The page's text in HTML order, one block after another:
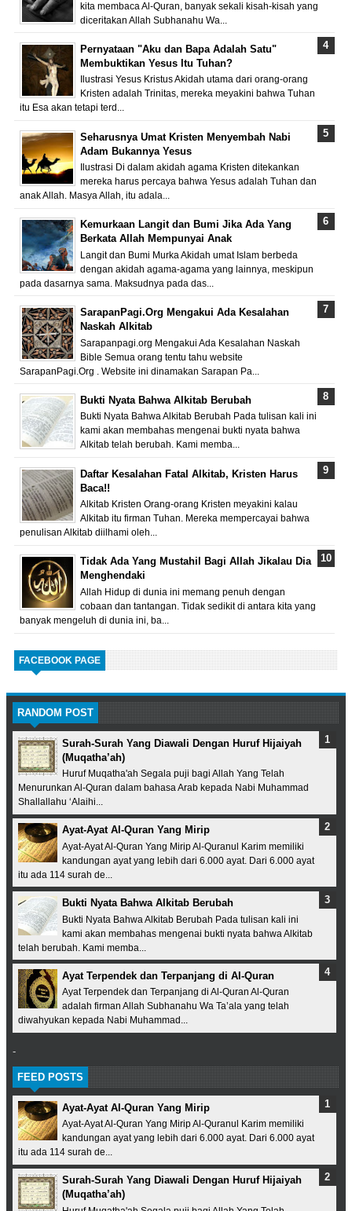
kita membaca Al-Quran, banyak sekali kisah-kisah yang
diceritakan Allah Subhanahu Wa...
Pernyataan "Aku dan Bapa Adalah Satu"
Membuktikan Yesus Itu Tuhan?
Ilustrasi Yesus Kristus Akidah utama dari orang-orang
Kristen adalah Trinitas, mereka meyakini bahwa Tuhan
itu Esa akan tetapi terd...
Seharusnya Umat Kristen Menyembah Nabi
Adam Bukannya Yesus
Ilustrasi Di dalam akidah agama Kristen ditekankan
mereka harus percaya bahwa Yesus adalah Tuhan dan
anak Allah. Masya Allah, itu adala...
Kemurkaan Langit dan Bumi Jika Ada Yang
Berkata Allah Mempunyai Anak
Langit dan Bumi Murka Akidah umat Islam berbeda
dengan akidah agama-agama yang lainnya, meskipun
pada dasarnya sama. Maksudnya pada das...
SarapanPagi.Org Mengakui Ada Kesalahan
Naskah Alkitab
Sarapanpagi.org Mengakui Ada Kesalahan Naskah
Bible Semua orang tentu tahu website
SarapanPagi.Org . Website ini dinamakan Sarapan Pa...
Bukti Nyata Bahwa Alkitab Berubah
Bukti Nyata Bahwa Alkitab Berubah Pada tulisan kali ini
kami akan membahas mengenai bukti nyata bahwa
Alkitab telah berubah. Kami memba...
Daftar Kesalahan Fatal Alkitab, Kristen Harus
Baca!!
Alkitab Kristen Orang-orang Kristen meyakini kalau
Alkitab itu firman Tuhan. Mereka mempercayai bahwa
penulisan Alkitab diilhami oleh...
Tidak Ada Yang Mustahil Bagi Allah Jikalau Dia
Menghendaki
Allah Hidup di dunia ini memang penuh dengan
cobaan dan tantangan. Tidak sedikit di antara kita yang
banyak mengeluh di dunia ini, ba...
FACEBOOK PAGE
RANDOM POST
Surah-Surah Yang Diawali Dengan Huruf Hijaiyah
(Muqatha’ah)
Huruf Muqatha'ah Segala puji bagi Allah Yang Telah
Menurunkan Al-Quran dalam bahasa Arab kepada Nabi Muhammad
Shallallahu ‘Alaihi...
Ayat-Ayat Al-Quran Yang Mirip
Ayat-Ayat Al-Quran Yang Mirip Al-Quranul Karim memiliki
kandungan ayat yang lebih dari 6.000 ayat. Dari 6.000 ayat
itu ada 114 surah de...
Bukti Nyata Bahwa Alkitab Berubah
Bukti Nyata Bahwa Alkitab Berubah Pada tulisan kali ini
kami akan membahas mengenai bukti nyata bahwa Alkitab
telah berubah. Kami memba...
Ayat Terpendek dan Terpanjang di Al-Quran
Ayat Terpendek dan Terpanjang di Al-Quran Al-Quran
adalah firman Allah Subhanahu Wa Ta’ala yang telah
diwahyukan kepada Nabi Muhammad...
-
FEED POSTS
Ayat-Ayat Al-Quran Yang Mirip
Ayat-Ayat Al-Quran Yang Mirip Al-Quranul Karim memiliki
kandungan ayat yang lebih dari 6.000 ayat. Dari 6.000 ayat
itu ada 114 surah de...
Surah-Surah Yang Diawali Dengan Huruf Hijaiyah
(Muqatha’ah)